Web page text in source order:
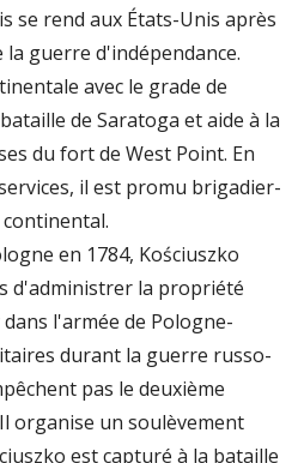
se rend aux États-Unis après
guerre d'indépendance.
avec le grade de
de Saratoga et aide à la
du fort de West Point. En
il est promu brigadier-
en 1784, Kościuszko
d'administrer la propriété
l'armée de Pologne-
durant la guerre russo-
pas le deuxième
organise un soulèvement
est capturé à la bataille